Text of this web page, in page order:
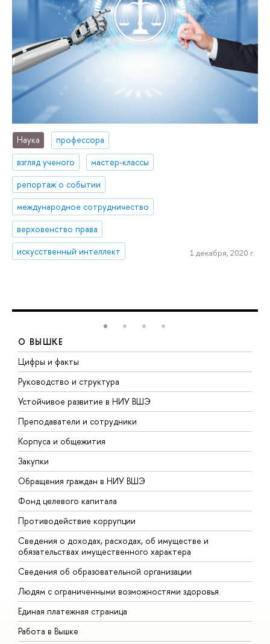
Наука
профессора
взгляд ученого
мастер-классы
репортаж о событии
международное сотрудничество
верховенство права
искусственный интеллект
1 декабря, 2020 г.
О ВЫШКЕ
Цифры и факты
Руководство и структура
Устойчивое развитие в НИУ ВШЭ
Преподаватели и сотрудники
Корпуса и общежития
Закупки
Обращения граждан в НИУ ВШЭ
Фонд целевого капитала
Противодействие коррупции
Сведения о доходах, расходах, об имуществе и
обязательствах имущественного характера
Сведения об образовательной организации
Людям с ограниченными возможностями здоровья
Единая платежная страница
Работа в Вышке